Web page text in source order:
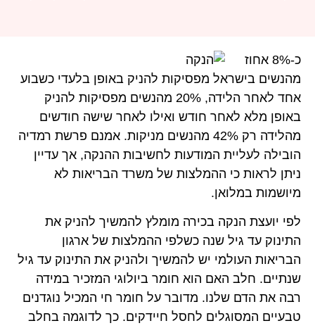
כ-8% אחוז
מהנשים בישראל מפסיקות להניק באופן בלעדי כשבוע
אחד לאחר הלידה, 20% מהנשים מפסיקות להניק
באופן מלא לאחר חודש ואילו לאחר שישה חודשים
מהלידה רק 42% מהנשים מניקות. אמנם פרשת רמדיה
הובילה לעליית המודעות לחשיבות ההנקה, אך עדיין
ניתן לראות כי ההמלצות של משרד הבריאות לא
מיושמות במלואן.
לפי יועצת הנקה בכירה מומלץ להמשיך להניק את
התינוק עד גיל שנה כשלפי ההמלצות של ארגון
הבריאות העולמי יש להמשיך ולהניק את התינוק עד גיל
שנתיים. חלב האם הוא חומר ביולוגי המזכיר במידה
רבה את הדם שלנו. מדובר על חומר חי המכיל נוגדנים
טבעיים המסוגלים לחסל חיידקים. כך לדוגמה בחלב